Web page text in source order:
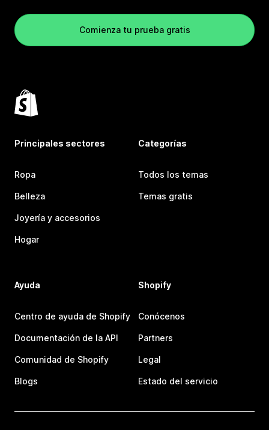
Comienza tu prueba gratis
Principales sectores
Ropa
Belleza
Joyería y accesorios
Hogar
Categorías
Todos los temas
Temas gratis
Ayuda
Centro de ayuda de Shopify
Documentación de la API
Comunidad de Shopify
Blogs
Shopify
Conócenos
Partners
Legal
Estado del servicio